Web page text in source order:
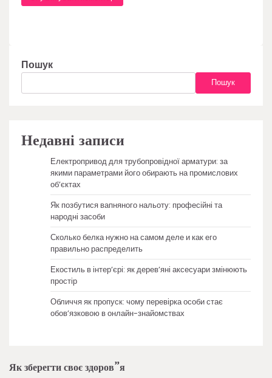
Пошук
Пошук
Недавні записи
Електропривод для трубопровідної арматури: за
якими параметрами його обирають на промислових
об’єктах
Як позбутися вапняного нальоту: професійні та
народні засоби
Сколько белка нужно на самом деле и как его
правильно распределить
Екостиль в інтер’єрі: як дерев’яні аксесуари змінюють
простір
Обличчя як пропуск: чому перевірка особи стає
обов’язковою в онлайн-знайомствах
Як зберегти своє здоров”я